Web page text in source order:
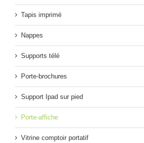
Tapis imprimé
Nappes
Supports télé
Porte-brochures
Support Ipad sur pied
Porte-affiche
Vitrine comptoir portatif